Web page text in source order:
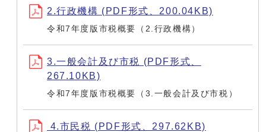
2.行政機構 (PDF形式、200.04KB)
令和7年度版市税概要（2.行政機構）
3.一般会計及び市税 (PDF形式、
267.10KB)
令和7年度版市税概要（3.一般会計及び市税）
4.市民税 (PDF形式、297.62KB)